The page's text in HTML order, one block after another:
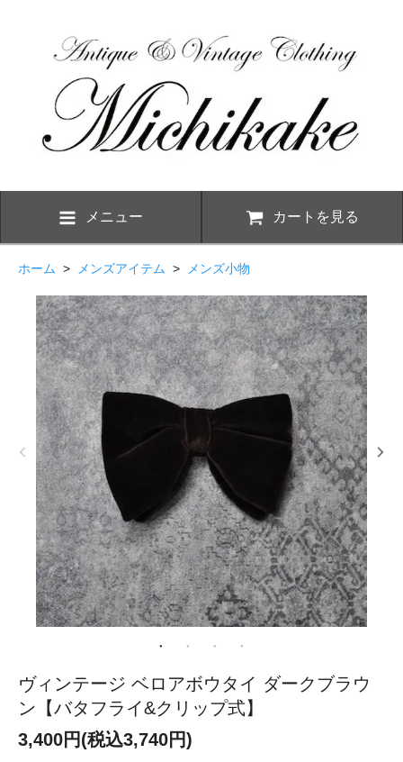
メニュー カートを見る
ホーム > メンズアイテム > メンズ小物
ヴィンテージ ベロアボウタイ ダークブラウ
ン【バタフライ&クリップ式】
3,400円(税込3,740円)